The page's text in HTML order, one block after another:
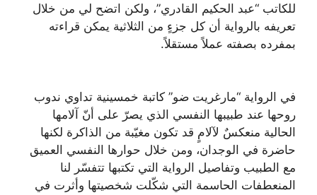
للكاتب “عبد الحكيم القادري”، ولكن اتضح لي من خلال
تعريفه بالرواية أن كل جزءٍ من الثلاثية يمكن قراءته
بمفرده بصفته عملاً مستقلاً.
في الرواية “مارغريت ضو” كاتبة خمسينية تداوي ندوب
روحها عند طبيبها النفسي الذي يصرّ على أنّ آلامها
الحالية منعكسٌ لآلامٍ قد تكون مغيّبة من الذاكرة لكنها
حاضرة في الوجدان، ومن خلال حوارها النفسي العميق
مع الطبيب وتفاصيل الرواية التي تكتبها تتفسّر لنا
المنعطفات الحاسمة التي شكّلت شخصيتها وأثرت في